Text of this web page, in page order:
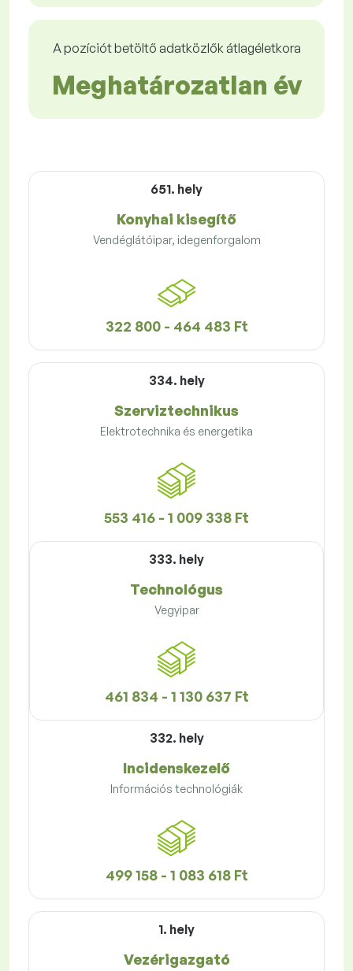
A pozíciót betöltő adatközlők átlagéletkora
Meghatározatlan év
651. hely
Konyhai kisegítő
Vendéglátóipar, idegenforgalom
322 800 - 464 483 Ft
334. hely
Szerviztechnikus
Elektrotechnika és energetika
553 416 - 1 009 338 Ft
333. hely
Technológus
Vegyipar
461 834 - 1 130 637 Ft
332. hely
Incidenskezelő
Információs technológiák
499 158 - 1 083 618 Ft
1. hely
Vezérigazgató